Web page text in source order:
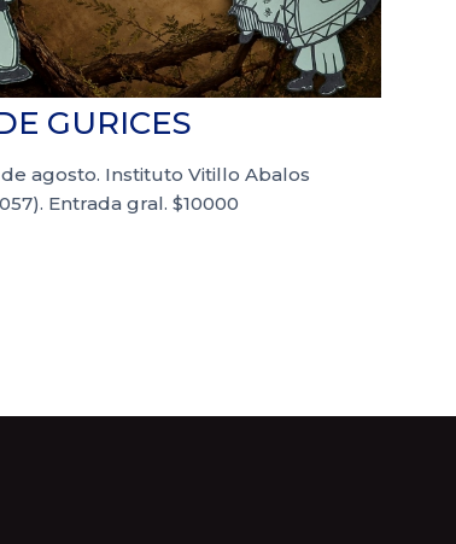
GURICES
agosto. Instituto Vitillo Abalos
Entrada gral. $10000